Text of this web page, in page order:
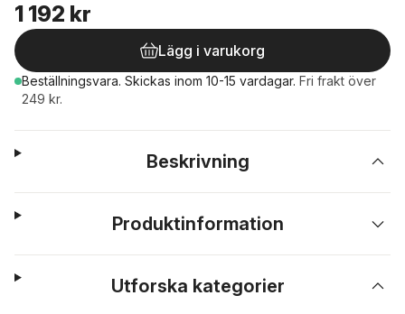
1 192 kr
Lägg i varukorg
Beställningsvara. Skickas inom 10-15 vardagar. Fri frakt över
249 kr.
Beskrivning
Produktinformation
Utforska kategorier